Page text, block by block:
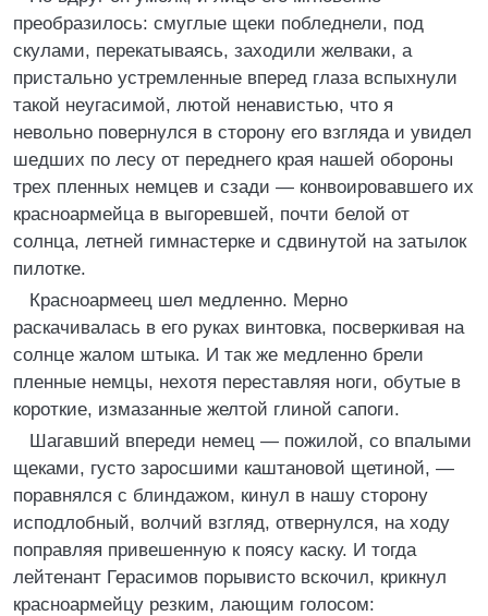
преобразилось: смуглые щеки побледнели, под
скулами, перекатываясь, заходили желваки, а
пристально устремленные вперед глаза вспыхнули
такой неугасимой, лютой ненавистью, что я
невольно повернулся в сторону его взгляда и увидел
шедших по лесу от переднего края нашей обороны
трех пленных немцев и сзади — конвоировавшего их
красноармейца в выгоревшей, почти белой от
солнца, летней гимнастерке и сдвинутой на затылок
пилотке.
Красноармеец шел медленно. Мерно
раскачивалась в его руках винтовка, посверкивая на
солнце жалом штыка. И так же медленно брели
пленные немцы, нехотя переставляя ноги, обутые в
короткие, измазанные желтой глиной сапоги.
Шагавший впереди немец — пожилой, со впалыми
щеками, густо заросшими каштановой щетиной, —
поравнялся с блиндажом, кинул в нашу сторону
исподлобный, волчий взгляд, отвернулся, на ходу
поправляя привешенную к поясу каску. И тогда
лейтенант Герасимов порывисто вскочил, крикнул
красноармейцу резким, лающим голосом: